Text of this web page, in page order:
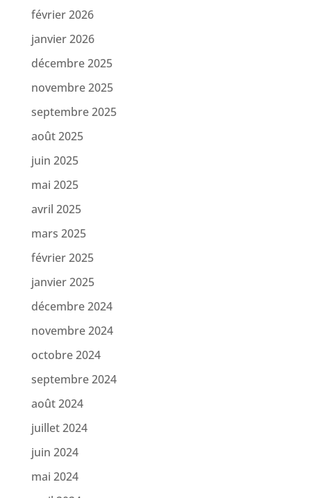
février 2026
janvier 2026
décembre 2025
novembre 2025
septembre 2025
août 2025
juin 2025
mai 2025
avril 2025
mars 2025
février 2025
janvier 2025
décembre 2024
novembre 2024
octobre 2024
septembre 2024
août 2024
juillet 2024
juin 2024
mai 2024